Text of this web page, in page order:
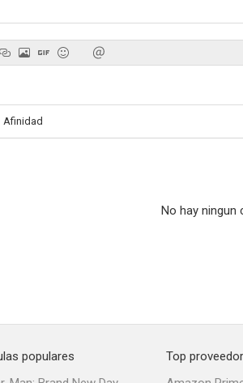
Afinidad
No hay ningun
populares
Top